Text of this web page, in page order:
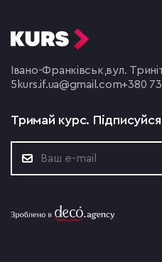
Івано-Франківськ,вул.
5 kurs.if.ua@gmail.com+380
Тримай курс.